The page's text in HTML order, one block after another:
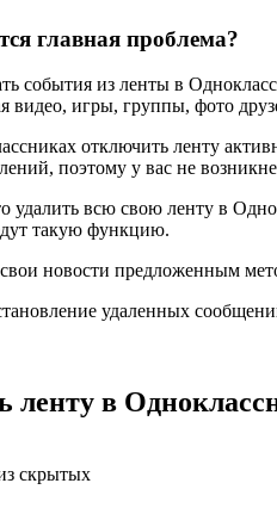
главная проблема?
события из ленты в
видео, игры, группы, фото
отключить ленту
поэтому у вас не
удалить всю свою ленту в
такую функцию.
новости предложенным
удаленных
ленту в
скрытых